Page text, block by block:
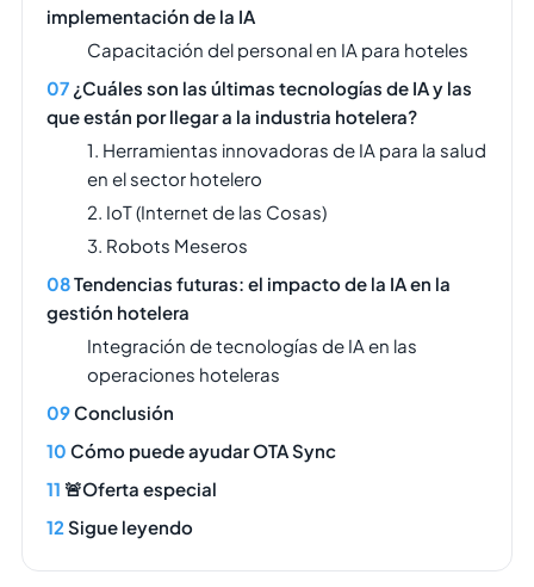
implementación de la IA
Capacitación del personal en IA para hoteles
¿Cuáles son las últimas tecnologías de IA y las
que están por llegar a la industria hotelera?
1. Herramientas innovadoras de IA para la salud
en el sector hotelero
2. IoT (Internet de las Cosas)
3. Robots Meseros
Tendencias futuras: el impacto de la IA en la
gestión hotelera
Integración de tecnologías de IA en las
operaciones hoteleras
Conclusión
Cómo puede ayudar OTA Sync
🚨Oferta especial
Sigue leyendo